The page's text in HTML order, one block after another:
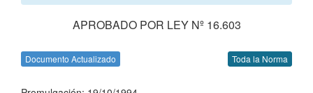
APROBADO POR LEY Nº 16.603
Documento Actualizado Toda la Norma